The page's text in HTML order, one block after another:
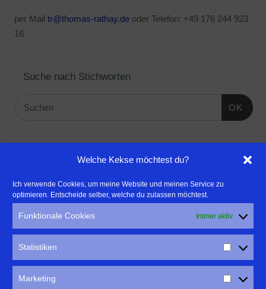
Welche Kekse möchtest du?
Ich verwende Cookies, um meine Website und meinen Service zu
optimieren. Entscheide selber, welche du zulassen möchtest.
Funktionale Cookies Immer aktiv
Statistiken
Marketing
per Mail tr@thomas-rathay.deoder Telefon: +49 176 244 923
16
Suche nach Stichworten
OK
- Für professionelle Fotografen, die ihre Stärken mehr in den
Fokus rücken wollen, empfehle ich eine Beratung durch Frau
Dr. Martina Mettner